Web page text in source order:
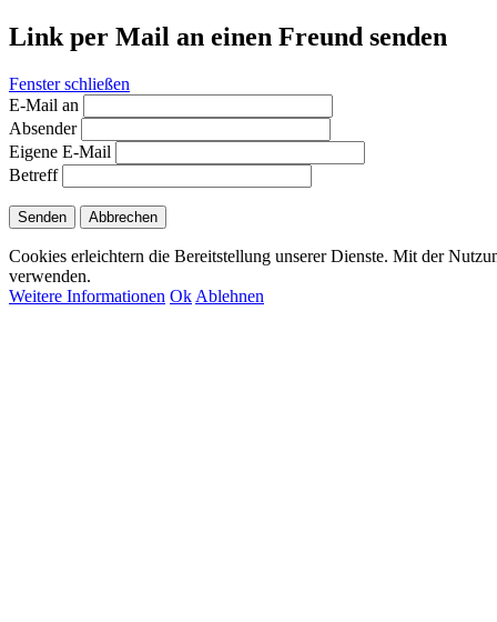
Link per Mail an einen Freund senden
Fenster schließen
E-Mail an
Absender
Eigene E-Mail
Betreff
Senden Abbrechen
Cookies erleichtern die Bereitstellung unserer Dienste. Mit der
verwenden.
Weitere Informationen Ok Ablehnen